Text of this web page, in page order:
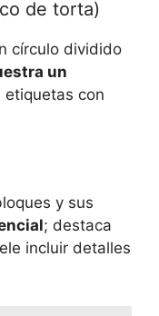
de torta)
círculo dividido
un
etiquetas con
y sus
; destaca
incluir detalles